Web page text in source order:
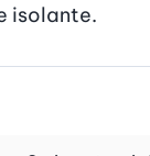
isolante.